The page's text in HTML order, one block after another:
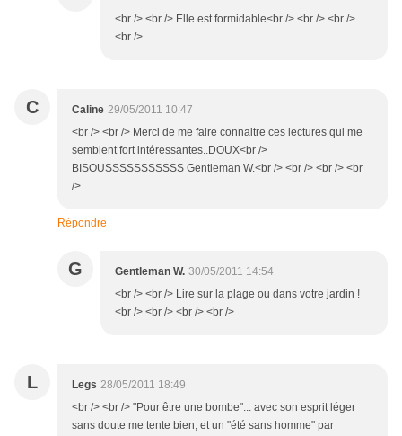
<br /> <br /> Elle est formidable<br /> <br /> <br />
<br />
C Caline 29/05/2011 10:47
<br /> <br /> Merci de me faire connaitre ces lectures qui me
semblent fort intéressantes..DOUX<br />
BISOUSSSSSSSSSSS Gentleman W.<br /> <br /> <br /> <br
/>
Répondre
G Gentleman W. 30/05/2011 14:54
<br /> <br /> Lire sur la plage ou dans votre jardin !
<br /> <br /> <br /> <br />
L Legs 28/05/2011 18:49
<br /> <br /> "Pour être une bombe"... avec son esprit léger
sans doute me tente bien, et un "été sans homme" par